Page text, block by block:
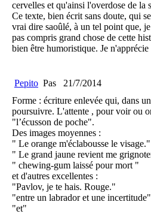
cervelles et qu'ainsi l'overdose de la
Ce texte, bien écrit sans doute, qui
vrai dire saoûlé, à un tel point que,
pas compris grand chose de cette
bien être humoristique. Je
Pepito Pas
21/7/2014
Forme : écriture enlevée qui, dans
poursuivre. L'attente , pour voir ou
"l’écusson de poche".
Des images moyennes :
" Le orange m'éclabousse le visage."
" Le grand jaune revient me
" chewing-gum laissé pour mort "
et d'autres excellentes :
"Pavlov, je te hais. Rouge."
"entre un labrador et une
"et"